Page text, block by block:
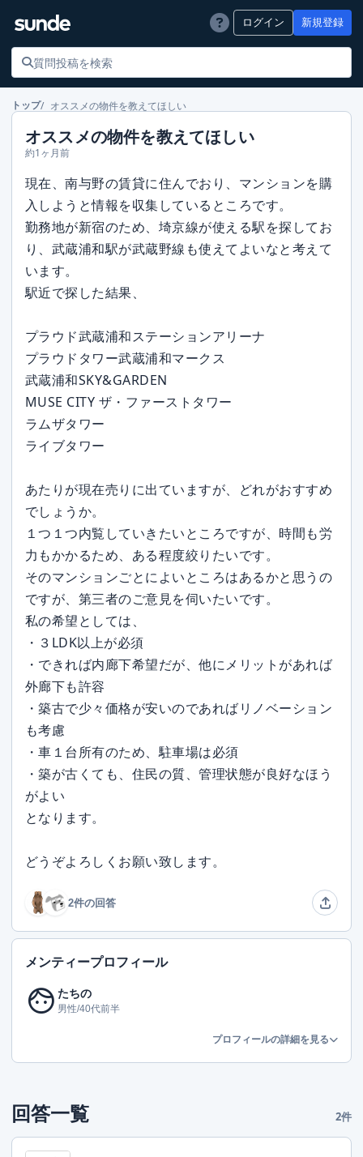
ログイン 新規登録
トップ オススメの物件を教えてほしい
オススメの物件を教えてほしい
約1ヶ月前
現在、南与野の賃貸に住んでおり、マンションを購
入しようと情報を収集しているところです。
勤務地が新宿のため、埼京線が使える駅を探してお
り、武蔵浦和駅が武蔵野線も使えてよいなと考えて
います。
駅近で探した結果、
プラウド武蔵浦和ステーションアリーナ
プラウドタワー武蔵浦和マークス
武蔵浦和SKY&GARDEN
MUSE CITY ザ・ファーストタワー
ラムザタワー
ライブタワー
あたりが現在売りに出ていますが、どれがおすすめ
でしょうか。
１つ１つ内覧していきたいところですが、時間も労
力もかかるため、ある程度絞りたいです。
そのマンションごとによいところはあるかと思うの
ですが、第三者のご意見を伺いたいです。
私の希望としては、
・３LDK以上が必須
・できれば内廊下希望だが、他にメリットがあれば
外廊下も許容
・築古で少々価格が安いのであればリノベーション
も考慮
・車１台所有のため、駐車場は必須
・築が古くても、住民の質、管理状態が良好なほう
がよい
となります。
どうぞよろしくお願い致します。
2件の回答
メンティープロフィール
face たちの
男性/40代前半
プロフィールの詳細を見る
回答一覧 2件